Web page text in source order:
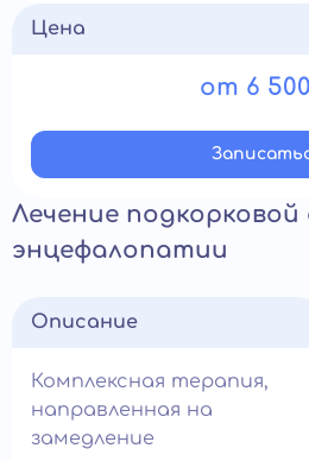
Цена
от 6
Лечение
энцефалопатии
Описание
Комплексная терапия,
направленная на
замедление